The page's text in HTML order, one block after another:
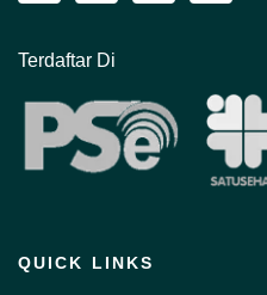
Terdaftar Di
QUICK LINKS